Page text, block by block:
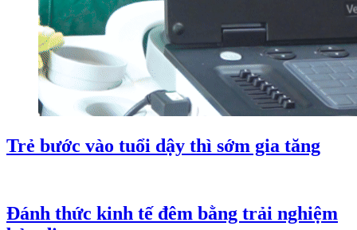
Trẻ bước vào tuổi dậy thì sớm gia tăng